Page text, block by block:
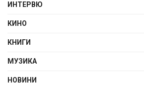
ИНТЕРВЮ
КИНО
КНИГИ
МУЗИКА
НОВИНИ